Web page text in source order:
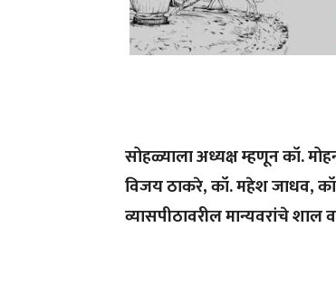
सोहळ्याला अध्यक्ष म्हणून कॉ.
विजय ठाकरे, कॉ. महेश जाधव, कॉ.
व्यासपीठावरील मान्यवरांचे